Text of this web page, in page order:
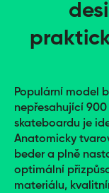
Populární model
nepřesahující
skateboardu je
Anatomicky
beder a plně
optimální
materiálu,